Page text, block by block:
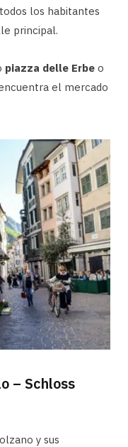
los habitantes
principal.
piazza delle Erbe o
el mercado
– Schloss
y sus